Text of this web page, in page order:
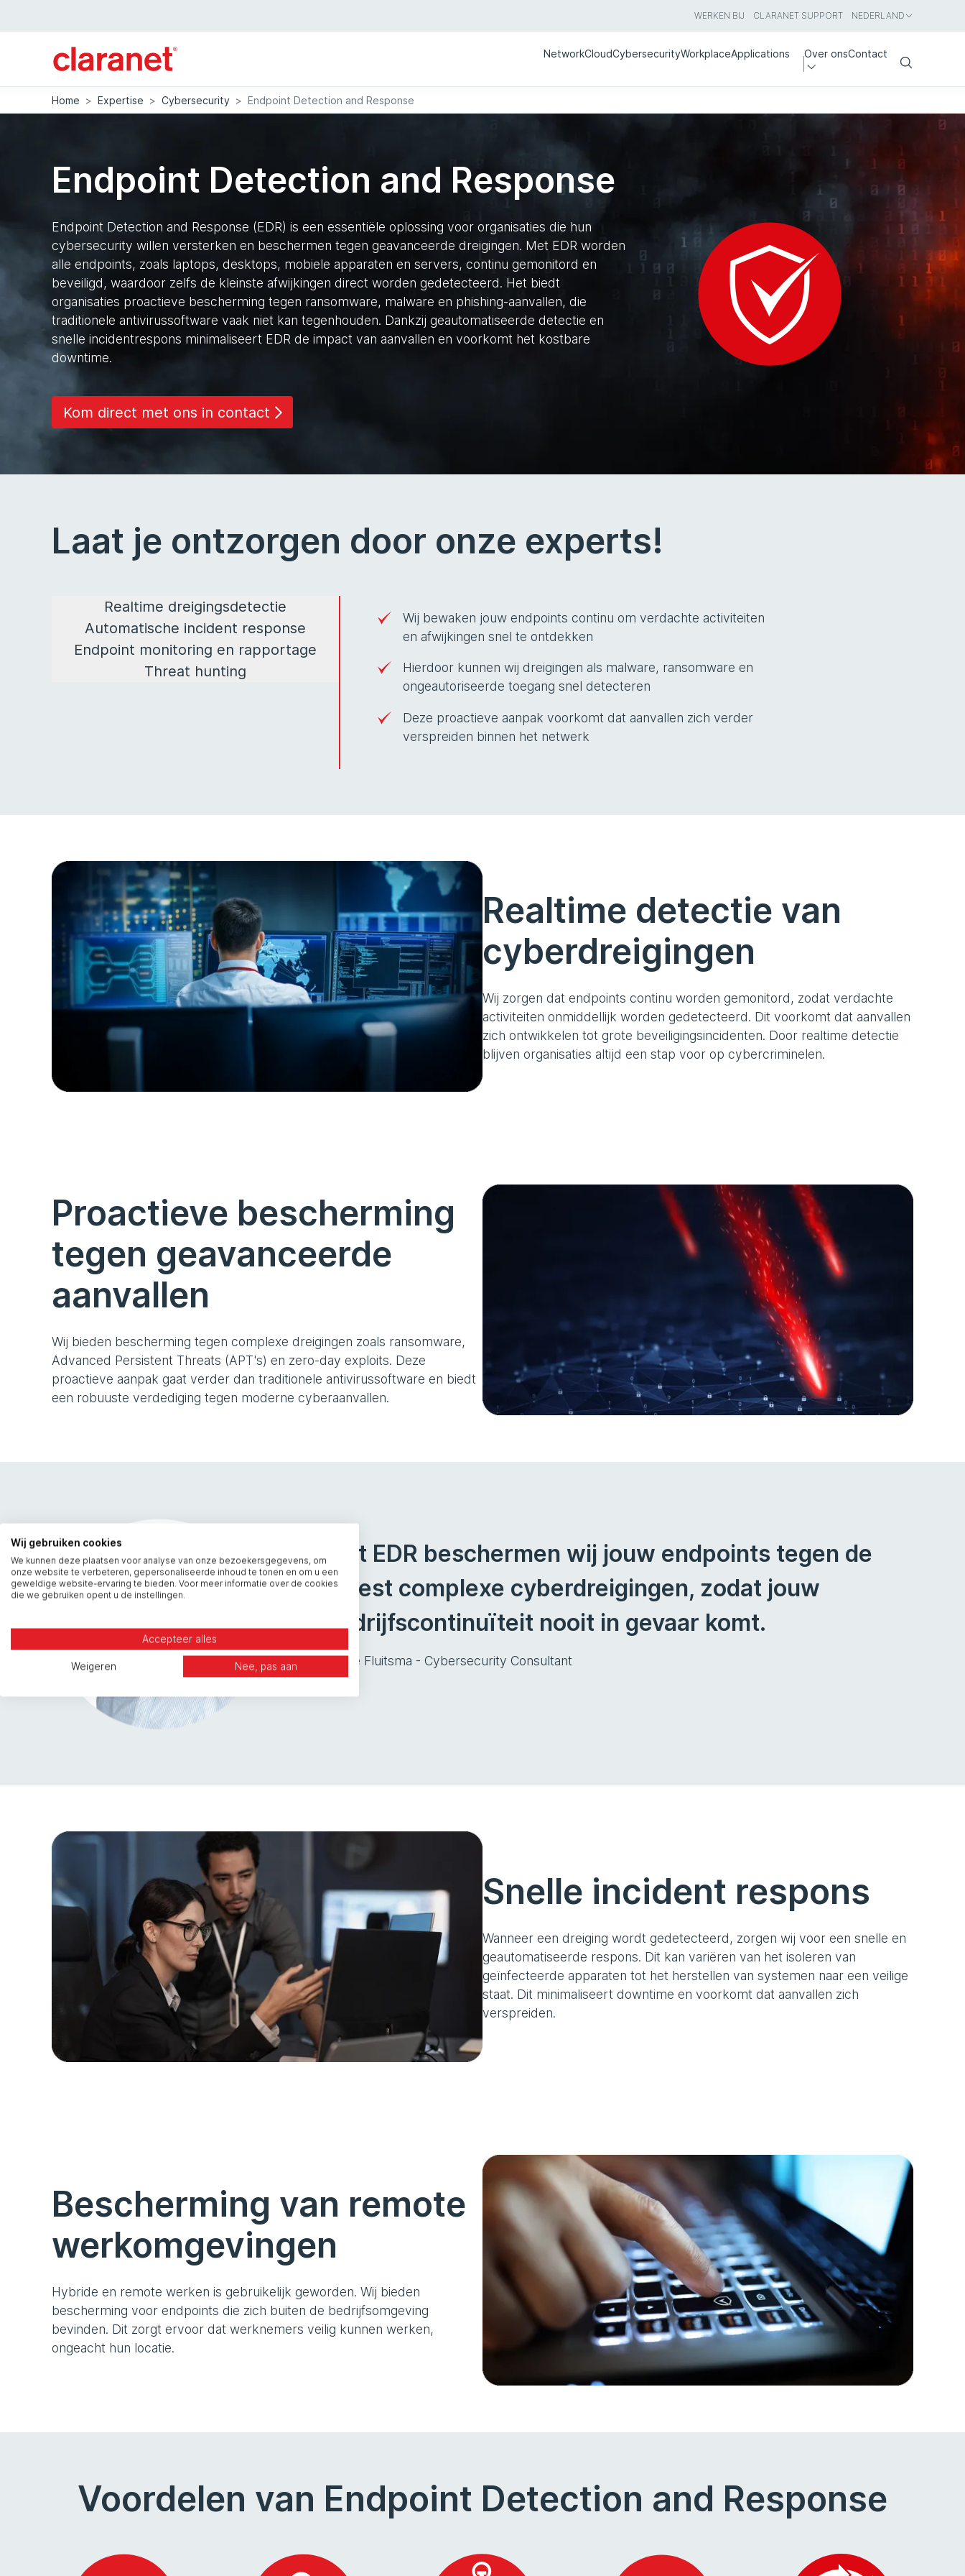
WERKEN BIJ CLARANET SUPPORT NEDERLAND
NetworkCloudCybersecurityWorkplaceApplications Over onsContact
Search
Home > Expertise > Cybersecurity > Endpoint Detection and Response
Endpoint Detection and Response
Endpoint Detection and Response (EDR) is een essentiële oplossing voor organisaties die hun
cybersecurity willen versterken en beschermen tegen geavanceerde dreigingen. Met EDR worden
alle endpoints, zoals laptops, desktops, mobiele apparaten en servers, continu gemonitord en
beveiligd, waardoor zelfs de kleinste afwijkingen direct worden gedetecteerd. Het biedt
organisaties proactieve bescherming tegen ransomware, malware en phishing-aanvallen, die
traditionele antivirussoftware vaak niet kan tegenhouden. Dankzij geautomatiseerde detectie en
snelle incidentrespons minimaliseert EDR de impact van aanvallen en voorkomt het kostbare
downtime.
Kom direct met ons in contact
Laat je ontzorgen door onze experts!
Realtime dreigingsdetectie
Automatische incident response
Endpoint monitoring en rapportage
Threat hunting
Wij bewaken jouw endpoints continu om verdachte activiteiten
en afwijkingen snel te ontdekken
Hierdoor kunnen wij dreigingen als malware, ransomware en
ongeautoriseerde toegang snel detecteren
Deze proactieve aanpak voorkomt dat aanvallen zich verder
verspreiden binnen het netwerk
Realtime detectie van
cyberdreigingen
Wij zorgen dat endpoints continu worden gemonitord, zodat verdachte
activiteiten onmiddellijk worden gedetecteerd. Dit voorkomt dat aanvallen
zich ontwikkelen tot grote beveiligingsincidenten. Door realtime detectie
blijven organisaties altijd een stap voor op cybercriminelen.
Proactieve bescherming
tegen geavanceerde
aanvallen
Wij bieden bescherming tegen complexe dreigingen zoals ransomware,
Advanced Persistent Threats (APT's) en zero-day exploits. Deze
proactieve aanpak gaat verder dan traditionele antivirussoftware en biedt
een robuuste verdediging tegen moderne cyberaanvallen.
Met EDR beschermen wij jouw endpoints tegen de
meest complexe cyberdreigingen, zodat jouw
bedrijfscontinuïteit nooit in gevaar komt.
Hielke Fluitsma - Cybersecurity Consultant
Snelle incident respons
Wanneer een dreiging wordt gedetecteerd, zorgen wij voor een snelle en
geautomatiseerde respons. Dit kan variëren van het isoleren van
geïnfecteerde apparaten tot het herstellen van systemen naar een veilige
staat. Dit minimaliseert downtime en voorkomt dat aanvallen zich
verspreiden.
Bescherming van remote
werkomgevingen
Hybride en remote werken is gebruikelijk geworden. Wij bieden
bescherming voor endpoints die zich buiten de bedrijfsomgeving
bevinden. Dit zorgt ervoor dat werknemers veilig kunnen werken,
ongeacht hun locatie.
Voordelen van Endpoint Detection and Response
Wij gebruiken cookies
We kunnen deze plaatsen voor analyse van onze bezoekersgegevens, om
onze website te verbeteren, gepersonaliseerde inhoud te tonen en om u een
geweldige website-ervaring te bieden. Voor meer informatie over de cookies
die we gebruiken opent u de instellingen.
Accepteer alles
Weigeren Nee, pas aan